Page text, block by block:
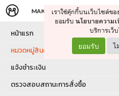
จัดการรถเข็น ดำเนินการต่อ
MAKERS STORE
เราใช้คุ๊กกี้บนเว็บไซต์ขอ
ยอมรับ นโยบายความ
บริการเว็
ยอมรับ ไ
หน้าแรก
หมวดหมู่สินค้า
แจ้งชำระเงิน
ตรวจสอบสถานะการสั่งซื้อ